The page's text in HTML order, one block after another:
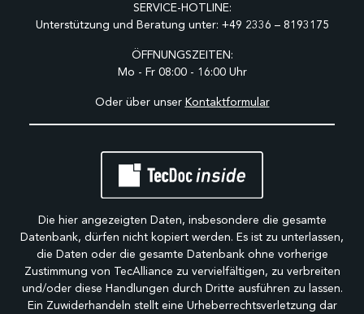
SERVICE-HOTLINE:
Unterstützung und Beratung unter: +49 2336 – 8193175
ÖFFNUNGSZEITEN:
Mo - Fr 08:00 - 16:00 Uhr
Oder über unser Kontaktformular
Die hier angezeigten Daten, insbesondere die gesamte
Datenbank, dürfen nicht kopiert werden. Es ist zu unterlassen,
die Daten oder die gesamte Datenbank ohne vorherige
Zustimmung von TecAlliance zu vervielfältigen, zu verbreiten
und/oder diese Handlungen durch Dritte ausführen zu lassen.
Ein Zuwiderhandeln stellt eine Urheberrechtsverletzung dar